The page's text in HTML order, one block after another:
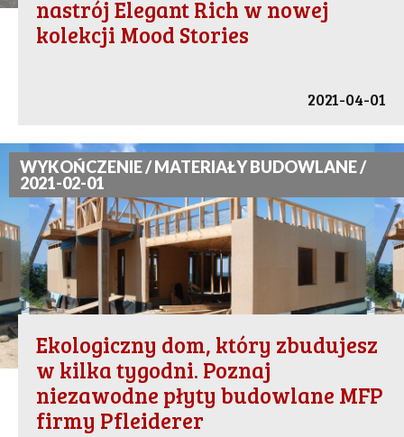
nastrój Elegant Rich w nowej
kolekcji Mood Stories
2021-04-01
WYKOŃCZENIE / MATERIAŁY BUDOWLANE /
2021-02-01
Ekologiczny dom, który zbudujesz
w kilka tygodni. Poznaj
niezawodne płyty budowlane MFP
firmy Pfleiderer